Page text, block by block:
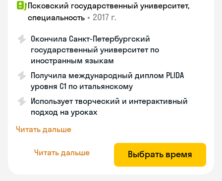
Псковский государственный университет,
специальность • 2017 г.
Окончила Санкт-Петербургский
государственный университет по
иностранным языкам
Получила международный диплом PLIDA
уровня С1 по итальянскому
Использует творческий и интерактивный
подход на уроках
Читать дальше
Читать дальше Выбрать время